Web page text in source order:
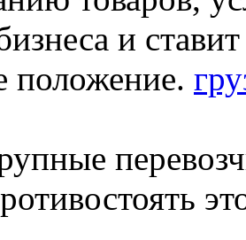
и
положение.